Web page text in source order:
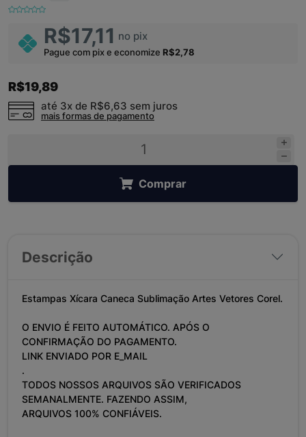
R$17,11 no pix
Pague com pix e economize R$2,78
R$19,89
até 3x de R$6,63 sem juros
mais formas de pagamento
Comprar
Descrição
Estampas Xícara Caneca Sublimação Artes Vetores Corel.
O ENVIO É FEITO AUTOMÁTICO. APÓS O
CONFIRMAÇÃO DO PAGAMENTO.
LINK ENVIADO POR E_MAIL
.
TODOS NOSSOS ARQUIVOS SÃO VERIFICADOS
SEMANALMENTE. FAZENDO ASSIM,
ARQUIVOS 100% CONFIÁVEIS.